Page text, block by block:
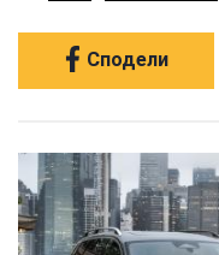
Сподели